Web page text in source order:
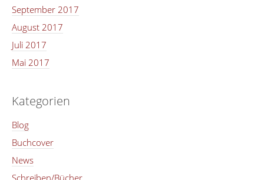
September 2017
August 2017
Juli 2017
Mai 2017
Kategorien
Blog
Buchcover
News
Schreiben/Bücher